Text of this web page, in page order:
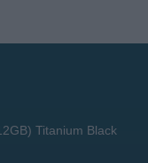
Titanium Black